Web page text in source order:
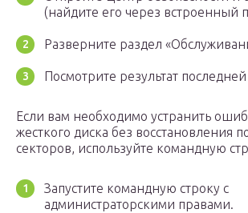
(найдите его через встроенный
Разверните раздел
Посмотрите результат
Если вам необходимо устранить
жесткого диска без восстановления
секторов, используйте командную
Запустите командную строку с
администраторскими правами.